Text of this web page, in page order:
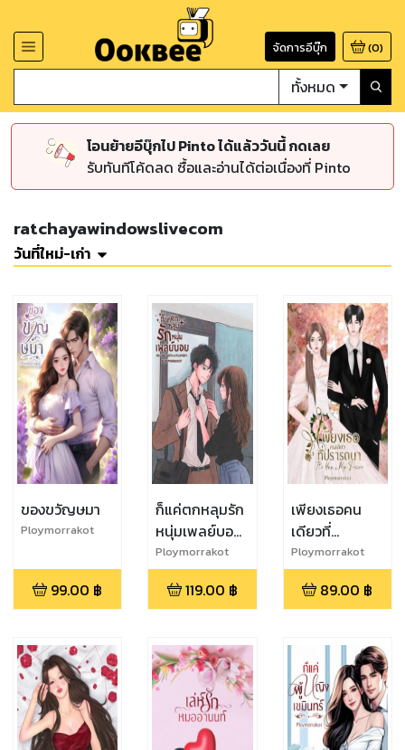
จัดการอีบุ๊ก (0)
ทั้งหมด
โอนย้ายอีบุ๊กไป Pinto ได้แล้ววันนี้ กดเลย
รับทันทีโค้ดลด ซื้อและอ่านได้ต่อเนื่องที่ Pinto
ratchayawindowslivecom
วันที่ใหม่-เก่า
ของขวัญษมา
Ploymorrakot
99.00 ฿
ก็แค่ตกหลุมรัก
หนุ่มเพลย์บอย
In love with a
Playboy
Ploymorrakot
119.00 ฿
เพียงเธอคน
เดียวที่
ปรารถนา It's
you, My
Desires
Ploymorrakot
89.00 ฿